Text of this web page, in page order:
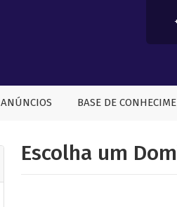
ANÚNCIOS BASE DE
Escolha um